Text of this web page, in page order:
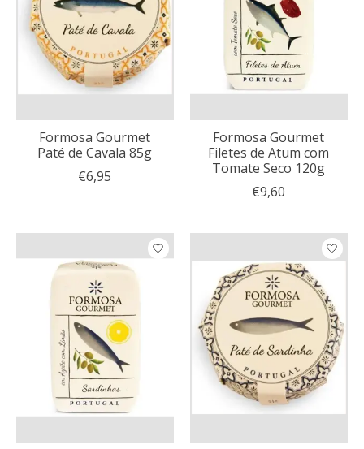
Formosa Gourmet
Paté de Cavala 85g
€6,95
Formosa Gourmet
Filetes de Atum com
Tomate Seco 120g
€9,60